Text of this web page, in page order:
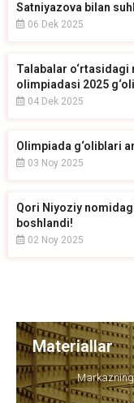
Satniyazova bilan
06 Dek 2025
Talabalar o‘rtasidagi
olimpiadasi 2025
04 Dek 2025
Olimpiada g‘oliblari
03 Noy 2025
Qori Niyoziy
boshlandi!
02 Noy 2025
Materiallar